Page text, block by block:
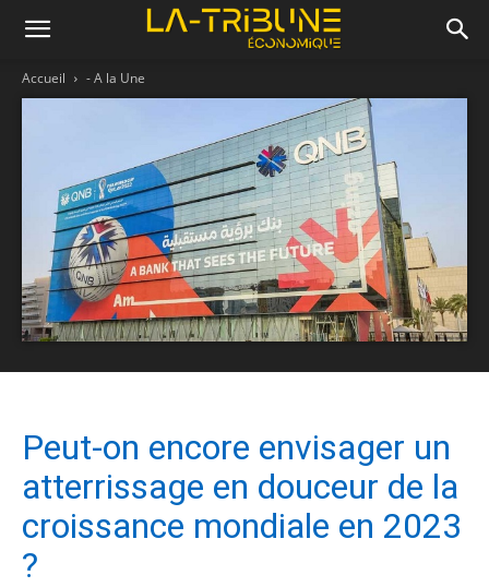
Accueil - A la Une
Peut-on encore envisager un
atterrissage en douceur de la
croissance mondiale en 2023
?